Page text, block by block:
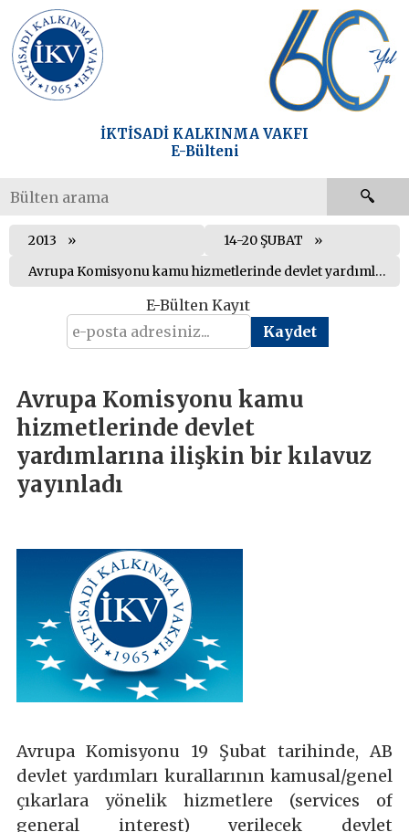
İKTİSADİ KALKINMA VAKFI
E-Bülteni
2013
14-20 ŞUBAT
Avrupa Komisyonu kamu hizmetlerinde devlet yardımlarına ilişkin bir kılavuz yayınladı
E-Bülten Kayıt
Avrupa Komisyonu kamu
hizmetlerinde devlet
yardımlarına ilişkin bir kılavuz
yayınladı
Avrupa Komisyonu 19 Şubat tarihinde, AB
devlet yardımları kurallarının kamusal/genel
çıkarlara yönelik hizmetlere (services of
general interest) verilecek devlet